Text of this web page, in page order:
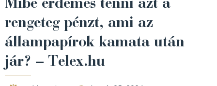
rengeteg pénzt, ami az
állampapírok kamata után
jár? – Telex.hu